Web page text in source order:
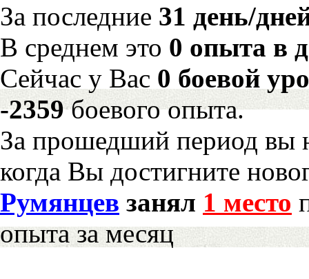
За последние 31 день/
В среднем это 0 опыта в
Сейчас у Вас 0 боевой
-2359боевого опыта.
За прошедший период вы
когда Вы достигните
Румянцев занял 1 место
опыта за месяц